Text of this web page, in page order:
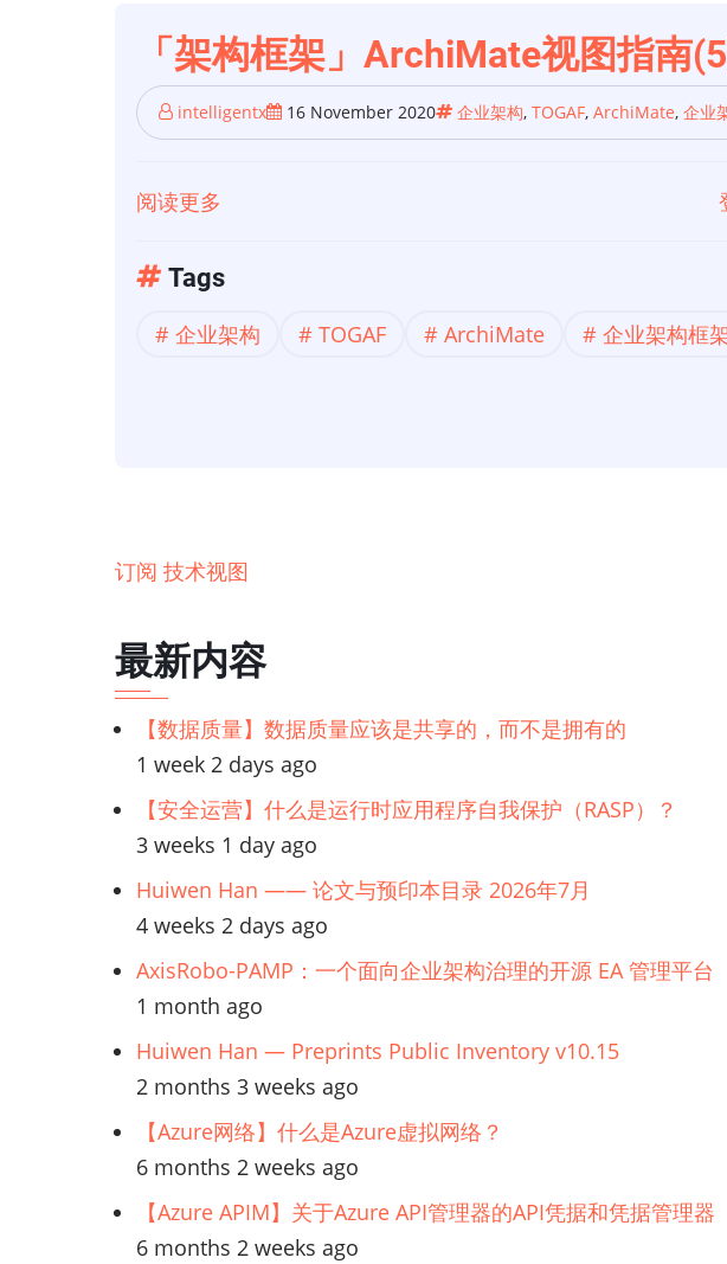
「架构框架」ArchiMate视图指南
intelligentx 16 November 2020 企业架构, TOGAF, ArchiMate, 企业
阅读更多
「架
框
南
(5):
术
图
和
技
术
使
用
图
Tags
企业架构 TOGAF ArchiMate 企业架构框
订阅 技术视图
最新内容
【数据质量】数据质量应该是共享的，而不是拥有的
1 week 2 days ago
【安全运营】什么是运行时应用程序自我保护（RASP）？
3 weeks 1 day ago
Huiwen Han —— 论文与预印本目录 2026年7月
4 weeks 2 days ago
AxisRobo-PAMP：一个面向企业架构治理的开源 EA 管理平台
1 month ago
Huiwen Han — Preprints Public Inventory v10.15
2 months 3 weeks ago
【Azure网络】什么是Azure虚拟网络？
6 months 2 weeks ago
【Azure APIM】关于Azure API管理器的API凭据和凭据管理器
6 months 2 weeks ago